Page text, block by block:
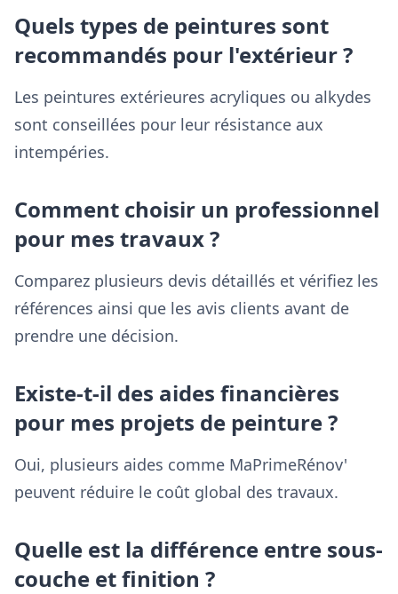
Quels types de peintures sont
recommandés pour l'extérieur ?
Les peintures extérieures acryliques ou alkydes
sont conseillées pour leur résistance aux
intempéries.
Comment choisir un professionnel
pour mes travaux ?
Comparez plusieurs devis détaillés et vérifiez les
références ainsi que les avis clients avant de
prendre une décision.
Existe-t-il des aides financières
pour mes projets de peinture ?
Oui, plusieurs aides comme MaPrimeRénov'
peuvent réduire le coût global des travaux.
Quelle est la différence entre sous-
couche et finition ?